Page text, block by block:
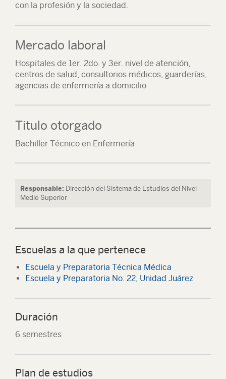
con la profesión y la sociedad.
Mercado laboral
Hospitales de 1er. 2do. y 3er. nivel de atención,
centros de salud, consultorios médicos, guarderías,
agencias de enfermería a domicilio
Titulo otorgado
Bachiller Técnico en Enfermería
Responsable: Dirección del Sistema de Estudios del Nivel
Medio Superior
Escuelas a la que pertenece
Escuela y Preparatoria Técnica Médica
Escuela y Preparatoria No. 22, Unidad Juárez
Duración
6 semestres
Plan de estudios